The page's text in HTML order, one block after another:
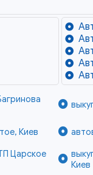
Киев
Царское
Киев